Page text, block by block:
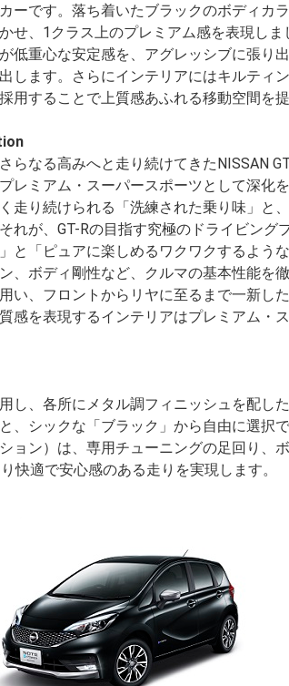
ーです。落ち着いたブラックのボディカ
せ、1クラス上のプレミアム感を表現し
低重心な安定感を、アグレッシブに張り
します。さらにインテリアにはキルティ
用することで上質感あふれる移動空間を
らなる高みへと走り続けてきたNISSAN
レミアム・スーパースポーツとして深化
走り続けられる「洗練された乗り味」と
れが、GT-Rの目指す究極のドライビング
と「ピュアに楽しめるワクワクするよう
、ボディ剛性など、クルマの基本性能を
い、フロントからリヤに至るまで一新し
感を表現するインテリアはプレミアム・
し、各所にメタル調フィニッシュを配し
、シックな「ブラック」から自由に選択
ョン）は、専用チューニングの足回り、
快適で安心感のある走りを実現します。